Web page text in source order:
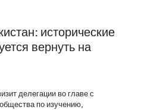
исторические
вернуть на
делегации во главе с
по изучению,